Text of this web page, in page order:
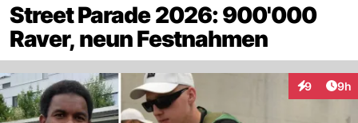
Street Parade 2026: 900'000
Raver, neun Festnahmen
9 9h